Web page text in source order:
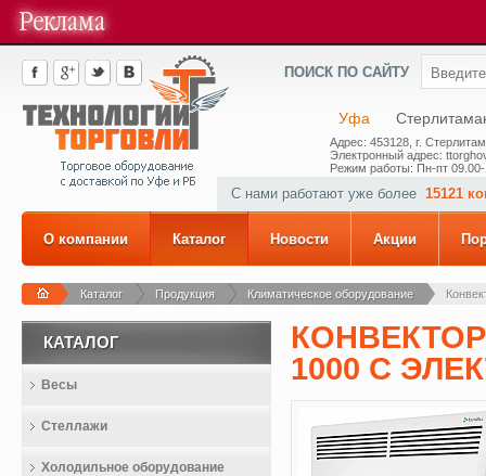
ПОИСК ПО САЙТУ
Уфа
Адрес: 453128, г.
Электронный адрес:
Режим работы: Пн-пт
С нами работают уже более 15121
О компании Каталог Новости Акции
Каталог Продукция Климатическое оборудование
КОНВЕКТОР
1000 С
КАТАЛОГ
Весы
Стеллажи
Холодильное оборудование